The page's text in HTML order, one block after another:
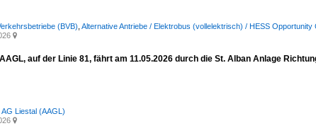
(BVB) Alternative Antriebe / Elektrobus (vollelektrisch) / HESS Opportunity

auf der Linie 81, fährt am 11.05.2026 durch die St. Alban Anlage
Liestal (AAGL)
